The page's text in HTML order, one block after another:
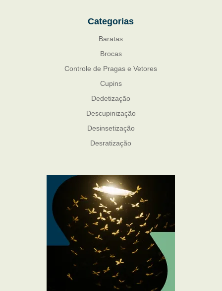
Categorias
Baratas
Brocas
Controle de Pragas e Vetores
Cupins
Dedetização
Descupinização
Desinsetização
Desratização
Mosquito Mist
Mosquitos
Percevejo de Cama
Pulgas e Carrapatos
Ratos
Sanitização
Traças